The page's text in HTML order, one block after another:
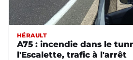
HÉRAULT
A75 : incendie dans le
l'Escalette, trafic à l'arrêt